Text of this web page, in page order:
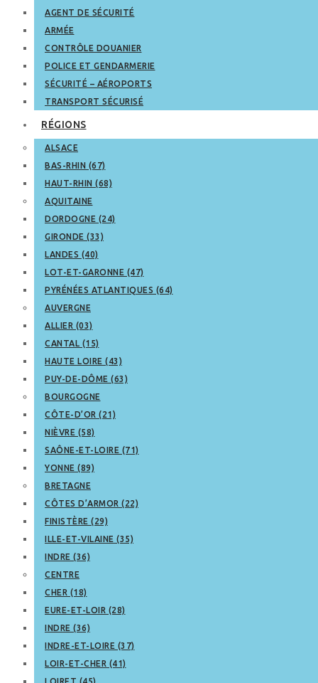
AGENT DE SÉCURITÉ
ARMÉE
CONTRÔLE DOUANIER
POLICE ET GENDARMERIE
SÉCURITÉ – AÉROPORTS
TRANSPORT SÉCURISÉ
RÉGIONS
ALSACE
BAS-RHIN (67)
HAUT-RHIN (68)
AQUITAINE
DORDOGNE (24)
GIRONDE (33)
LANDES (40)
LOT-ET-GARONNE (47)
PYRÉNÉES ATLANTIQUES (64)
AUVERGNE
ALLIER (03)
CANTAL (15)
HAUTE LOIRE (43)
PUY-DE-DÔME (63)
BOURGOGNE
CÔTE-D’OR (21)
NIÈVRE (58)
SAÔNE-ET-LOIRE (71)
YONNE (89)
BRETAGNE
CÔTES D’ARMOR (22)
FINISTÈRE (29)
ILLE-ET-VILAINE (35)
INDRE (36)
CENTRE
CHER (18)
EURE-ET-LOIR (28)
INDRE (36)
INDRE-ET-LOIRE (37)
LOIR-ET-CHER (41)